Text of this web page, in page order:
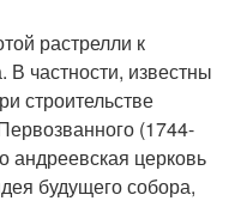
растрелли к
частности, известны
строительстве
(1744-
андреевская церковь
будущего собора,